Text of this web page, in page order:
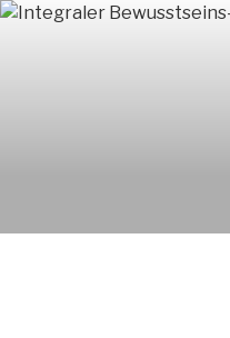
Zum